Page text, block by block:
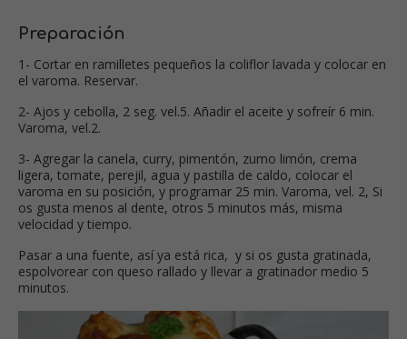
Preparación
1- Cortar en ramilletes pequeños la coliflor lavada y colocar en
el varoma. Reservar.
2- Ajos y cebolla, 2 seg. vel.5. Añadir el aceite y sofreír 6 min.
Varoma, vel.2.
3- Agregar la canela, curry, pimentón, zumo limón, crema
ligera, tomate, perejil, agua y pastilla de caldo, colocar el
varoma en su posición, y programar 25 min. Varoma, vel. 2, Si
os gusta menos al dente, otros 5 minutos más, misma
velocidad y tiempo.
Pasar a una fuente, así ya está rica, y si os gusta gratinada,
espolvorear con queso rallado y llevar a gratinador medio 5
minutos.